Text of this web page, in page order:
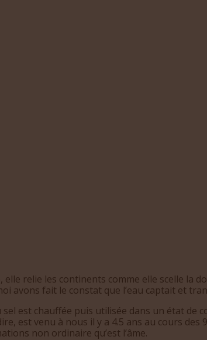
elle relie les continents comme elle scelle
avons fait le constat que l’eau captait et
est chauffée puis utilisée dans un état
est venu à nous il y a 4.5 ans au cours des
non ordinaire qu’est l’âme.